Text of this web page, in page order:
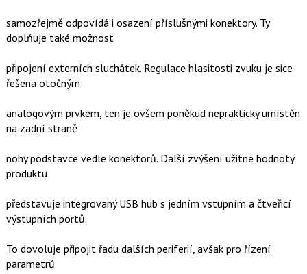
samozřejmě odpovídá i osazení příslušnými konektory. Ty
doplňuje také možnost
připojení externích sluchátek. Regulace hlasitosti zvuku je sice
řešena otočným
analogovým prvkem, ten je ovšem poněkud neprakticky umístěn
na zadní straně
nohy podstavce vedle konektorů. Další zvýšení užitné hodnoty
produktu
představuje integrovaný USB hub s jedním vstupním a čtveřicí
výstupních portů.
To dovoluje připojit řadu dalších periferií, avšak pro řízení
parametrů